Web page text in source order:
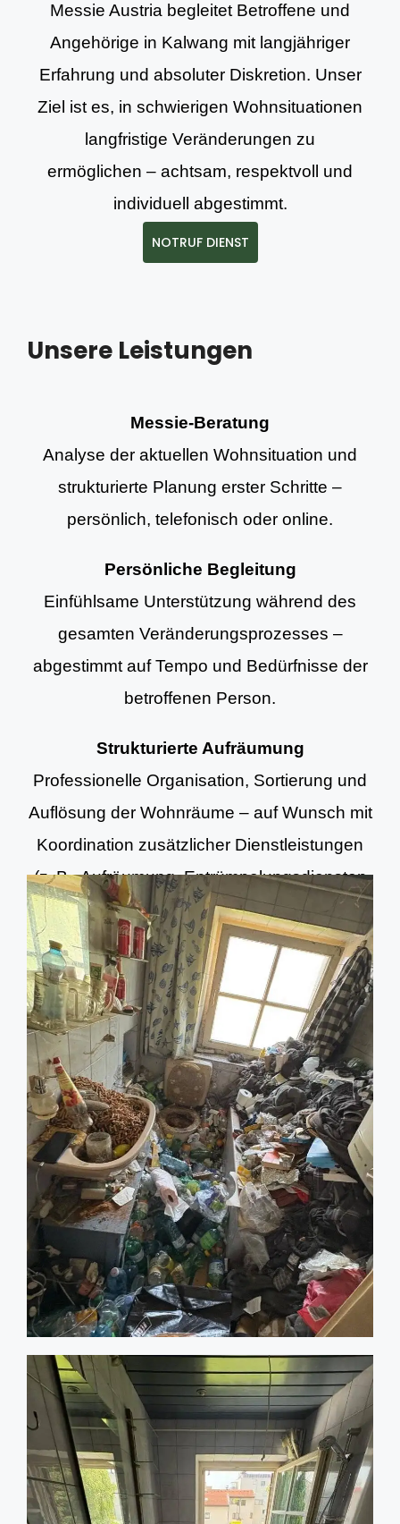
Messie Austria begleitet Betroffene und
Angehörige in Kalwang mit langjähriger
Erfahrung und absoluter Diskretion. Unser
Ziel ist es, in schwierigen Wohnsituationen
langfristige Veränderungen zu
ermöglichen – achtsam, respektvoll und
individuell abgestimmt.
NOTRUF DIENST
Unsere Leistungen
Messie-Beratung
Analyse der aktuellen Wohnsituation und
strukturierte Planung erster Schritte –
persönlich, telefonisch oder online.
Persönliche Begleitung
Einfühlsame Unterstützung während des
gesamten Veränderungsprozesses –
abgestimmt auf Tempo und Bedürfnisse der
betroffenen Person.
Strukturierte Aufräumung
Professionelle Organisation, Sortierung und
Auflösung der Wohnräume – auf Wunsch mit
Koordination zusätzlicher Dienstleistungen
(z. B. Aufräumung, Entrümpelungsdiensten
und Grundreinigung).